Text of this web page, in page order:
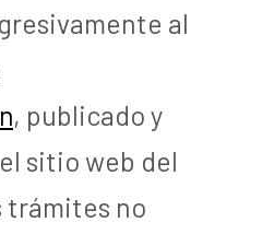
al
, publicado y
sitio web del
trámites no